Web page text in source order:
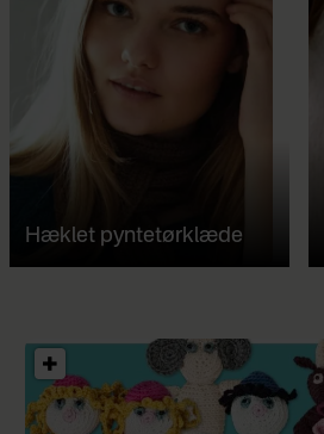
Hæklet pyntetørklæde